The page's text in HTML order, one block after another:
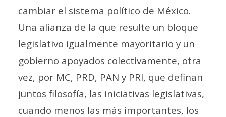
cambiar el sistema político de México.
Una alianza de la que resulte un bloque
legislativo igualmente mayoritario y un
gobierno apoyados colectivamente, otra
vez, por MC, PRD, PAN y PRI, que definan
juntos filosofía, las iniciativas legislativas,
cuando menos las más importantes, los